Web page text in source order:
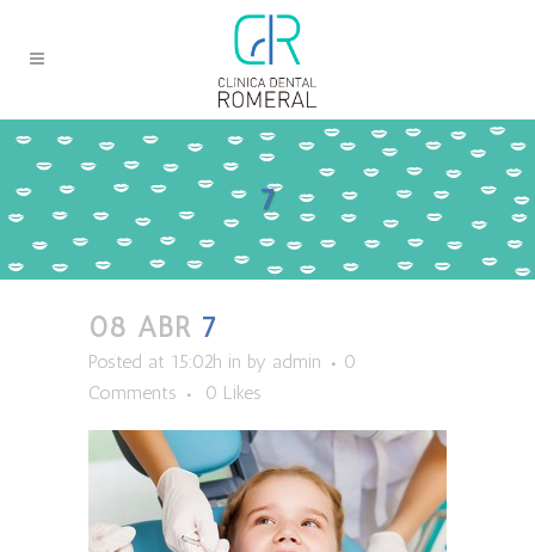
7
08 ABR 7
Posted at 15:02h in by admin
0
Comments
0 Likes